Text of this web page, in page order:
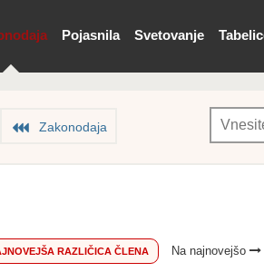
Pojasnila Svetovanje
Zakonodaja
RAZLIČICA ČLENA Na najnovejšo